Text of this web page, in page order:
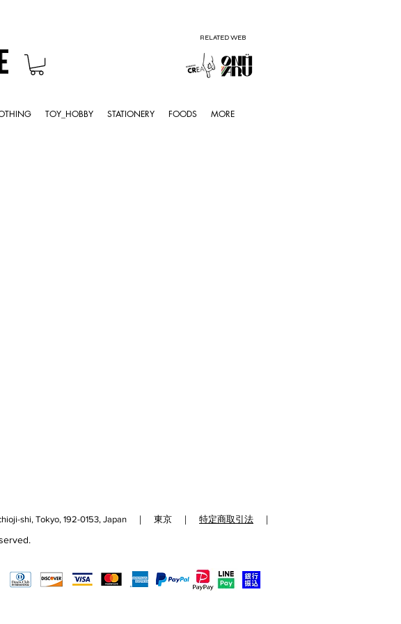
RELATED WEB
TOY_HOBBY STATIONERY FOODS MORE
shi, Tokyo, 192-0153, Japan ｜ 東京 ｜ 特定商取引法 ｜